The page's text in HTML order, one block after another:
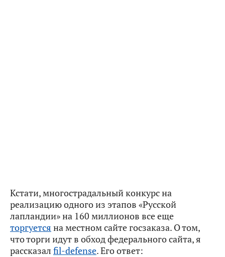
Кстати, многострадальный конкурс на
реализацию одного из этапов «Русской
лапландии» на 160 миллионов все еще
торгуется на местном сайте госзаказа. О том,
что торги идут в обход федерального сайта, я
рассказал fil-defense. Его ответ: